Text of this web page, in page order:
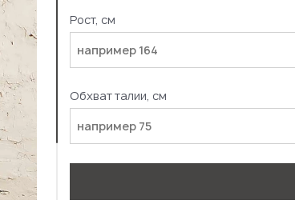
Рост, см
Обхват талии, см